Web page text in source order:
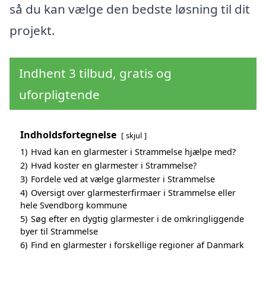
så du kan vælge den bedste løsning til dit
projekt.
Indhent 3 tilbud, gratis og
uforpligtende
Indholdsfortegnelse skjul
1) Hvad kan en glarmester i Strammelse hjælpe med?
2) Hvad koster en glarmester i Strammelse?
3) Fordele ved at vælge glarmester i Strammelse
4) Oversigt over glarmesterfirmaer i Strammelse eller
hele Svendborg kommune
5) Søg efter en dygtig glarmester i de omkringliggende
byer til Strammelse
6) Find en glarmester i forskellige regioner af Danmark